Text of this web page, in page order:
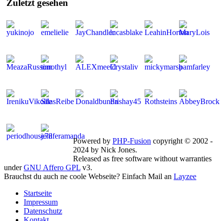
Zuletzt gesehen
Powered by PHP-Fusion copyright © 2002 -
2024 by Nick Jones.
Released as free software without warranties
underGNU Affero GPL v3.
Brauchst du auch ne coole Webseite? Einfach Mail an Layzee
Startseite
Impressum
Datenschutz